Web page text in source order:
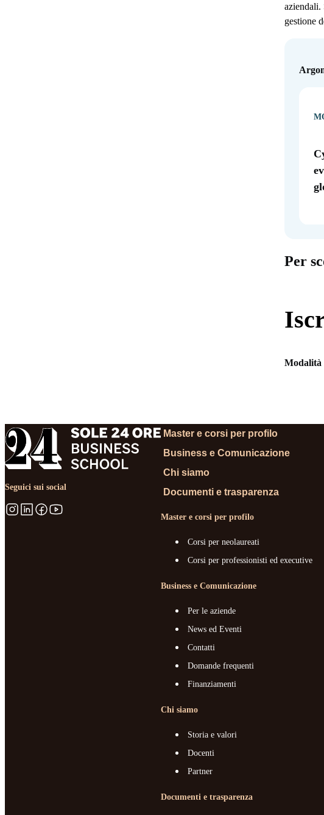
aziendali.
gestione
Per
Modalità
Seguici sui social
Master e corsi per profilo
Business e Comunicazione
Chi siamo
Documenti e trasparenza
Master e corsi per profilo
Corsi per neolaureati
Corsi per professionisti ed executive
Business e Comunicazione
Per le aziende
News ed Eventi
Contatti
Domande frequenti
Finanziamenti
Chi siamo
Storia e valori
Docenti
Partner
Documenti e trasparenza